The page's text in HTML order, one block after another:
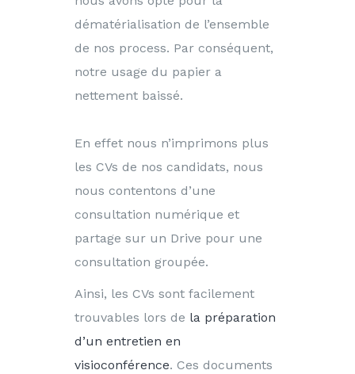
dématérialisation de l’ensemble
de nos process. Par conséquent,
notre usage du papier a
nettement baissé.
En effet nous n’imprimons plus
les CVs de nos candidats, nous
nous contentons d’une
consultation numérique et
partage sur un Drive pour une
consultation groupée.
Ainsi, les CVs sont facilement
trouvables lors de la préparation
d’un entretien en
visioconférence. Ces documents